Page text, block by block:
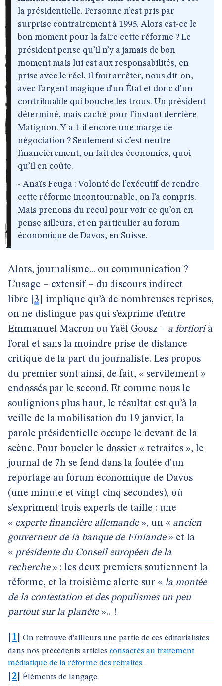
la présidentielle. Personne n’est pris par
surprise contrairement à 1995. Alors est-ce le
bon moment pour la faire cette réforme ? Le
président pense qu’il n’y a jamais de bon
moment mais lui est aux responsabilités, en
prise avec le réel. Il faut arrêter, nous dit-on,
avec l’argent magique d’un État et donc d’un
contribuable qui bouche les trous. Un président
déterminé, mais caché pour l’instant derrière
Matignon. Y a-t-il encore une marge de
négociation ? Seulement si c’est neutre
financièrement, on fait des économies, quoi
qu’il en coûte.
- Anaïs Feuga : Volonté de l’exécutif de rendre
cette réforme incontournable, on l’a compris.
Mais prenons du recul pour voir ce qu’on en
pense ailleurs, et en particulier au forum
économique de Davos, en Suisse.
Alors, journalisme... ou communication ?
L’usage – extensif – du discours indirect
libre
3
implique qu’à de nombreuses reprises,
on ne distingue pas qui s’exprime d’entre
Emmanuel Macron ou Yaël Goosz – a fortiorià
l’oral et sans la moindre prise de distance
critique de la part du journaliste. Les propos
du premier sont ainsi, de fait, « servilement »
endossés par le second. Et comme nous le
soulignions plus haut, le résultat est qu’à la
veille de la mobilisation du 19 janvier, la
parole présidentielle occupe le devant de la
scène. Pour boucler le dossier « retraites », le
journal de 7h se fend dans la foulée d’un
reportage au forum économique de Davos
(une minute et vingt-cinq secondes), où
s’expriment trois experts de taille : une
« experte financière allemande», un « ancien
gouverneur de la banque de Finlande» et la
« présidente du Conseil européen de la
recherche» : les deux premiers soutiennent la
réforme, et la troisième alerte sur « la montée
de la contestation et des populismes un peu
partout sur la planète»... !
1
On retrouve d’ailleurs une partie de ces éditorialistes
dans nos précédents articles consacrés au traitement
médiatique de la réforme des retraites.
2 Éléments de langage.